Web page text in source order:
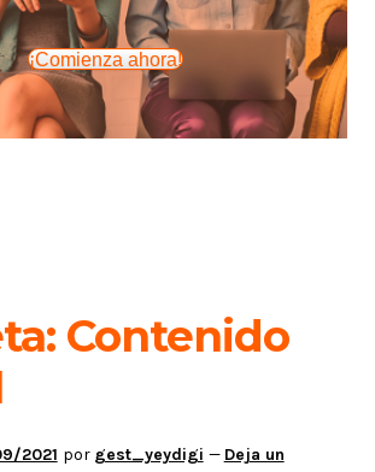
¡Comienza ahora!
Contenido
2021 por gest_yeydigi — Deja un